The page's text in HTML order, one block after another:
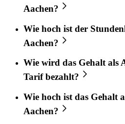
Aachen?
Wie hoch ist der
Aachen?
Wie wird das Gehalt als
Tarif bezahlt?
Wie hoch ist das Gehalt
Aachen?